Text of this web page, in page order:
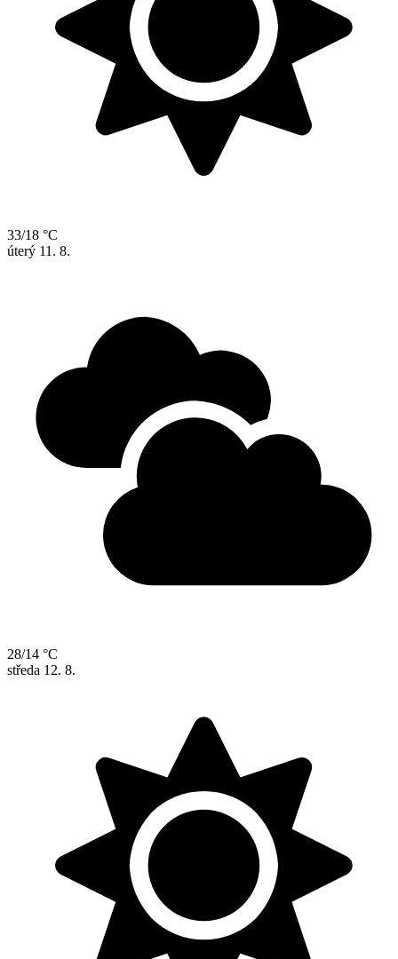
33/18 °C
úterý 11. 8.
28/14 °C
středa 12. 8.